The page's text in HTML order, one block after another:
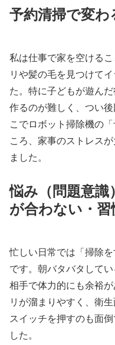
予約清掃で変わ
私は仕事で家を空ける
リや髪の毛を見つけて
た。特に子どもが遊ん
作るのが難しく、つい
こでロボット掃除機の
ころ、家事のストレス
ました。
悩み（問題意
が合わない・
忙しい日常では「掃除
です。朝バタバタして
相手で体力的にも余裕
リが溜まりやすく、衛
スイッチを押すのも面
した。